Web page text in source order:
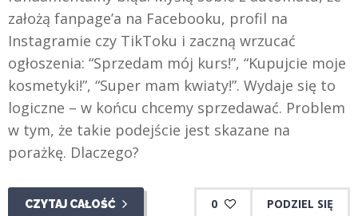
założą fanpage’a na Facebooku, profil na
Instagramie czy TikToku i zaczną wrzucać
ogłoszenia: “Sprzedam mój kurs!”, “Kupujcie moje
kosmetyki!”, “Super mam kwiaty!”. Wydaje się to
logiczne – w końcu chcemy sprzedawać. Problem
w tym, że takie podejście jest skazane na
porażkę. Dlaczego?
CZYTAJ CAŁOŚĆ 0 PODZIEL SIĘ